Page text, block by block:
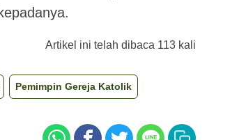
Artikel ini telah dibaca 113 kali
Pemimpin Gereja Katolik